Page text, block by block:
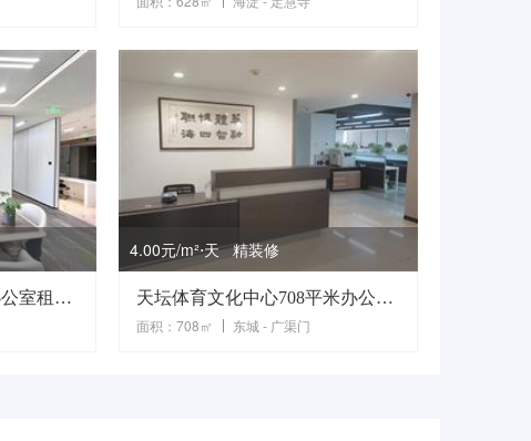
国贸万达广场596平米办公室租赁1号线14号线大望路站地铁
4.00元/m²⋅天 精装修
天坛体育文化中心708平米办公室租赁
面积：708㎡
东城 - 广渠门